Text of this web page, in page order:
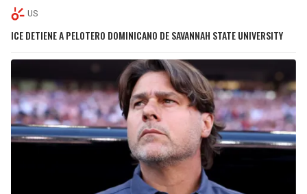
US
ICE DETIENE A PELOTERO DOMINICANO DE SAVANNAH STATE UNIVERSITY